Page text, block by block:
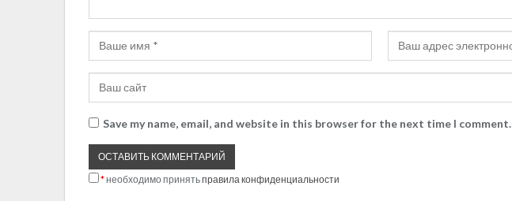
Save my name, email, and website in this browser for the next time I comment.
*необходимо принятьправила конфиденциальности